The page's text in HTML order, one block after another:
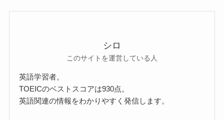
シロ
このサイトを運営している人
英語学習者。
TOEICのベストスコアは930点。
英語関連の情報をわかりやすく発信します。